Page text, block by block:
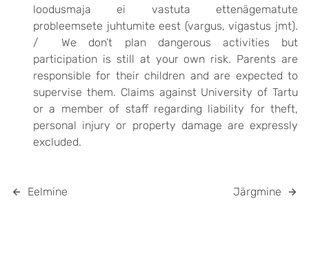
loodusmaja ei vastuta ettenägematute
probleemsete juhtumite eest (vargus, vigastus jmt).
/ We don’t plan dangerous activities but
participation is still at your own risk. Parents are
responsible for their children and are expected to
supervise them. Claims against University of Tartu
or a member of staff regarding liability for theft,
personal injury or property damage are expressly
excluded.
Eelmine Järgmine